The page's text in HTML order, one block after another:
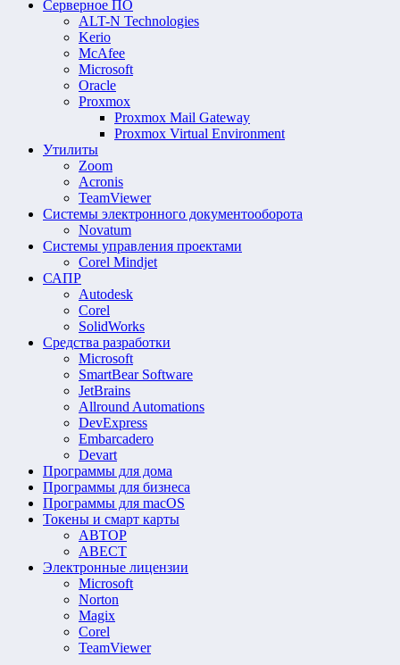
Серверное ПО
ALT-N Technologies
Kerio
McAfee
Microsoft
Oracle
Proxmox
Proxmox Mail Gateway
Proxmox Virtual Environment
Утилиты
Zoom
Acronis
TeamViewer
Системы электронного документооборота
Novatum
Системы управления проектами
Corel Mindjet
САПР
Autodesk
Corel
SolidWorks
Средства разработки
Microsoft
SmartBear Software
JetBrains
Allround Automations
DevExpress
Embarcadero
Devart
Программы для дома
Программы для бизнеса
Программы для macOS
Токены и смарт карты
АВТОР
АВЕСТ
Электронные лицензии
Microsoft
Norton
Magix
Corel
TeamViewer